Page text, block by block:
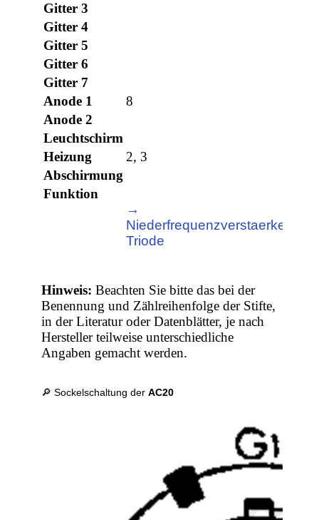
Gitter 3
Gitter 4
Gitter 5
Gitter 6
Gitter 7
Anode 1
8
Anode 2
Leuchtschirm
Heizung
2, 3
Abschirmung
Funktion
→
Niederfrequenzverstaerker,
Triode
Hinweis: Beachten Sie bitte das bei der
Benennung und Zählreihenfolge der Stifte,
in der Literatur oder Datenblätter, je nach
Hersteller teilweise unterschiedliche
Angaben gemacht werden.
🔎 Sockelschaltung derAC20